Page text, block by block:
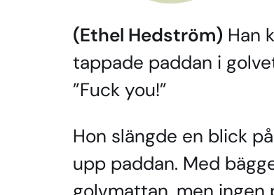
(Ethel Hedström) Han
tappade paddan i
”Fuck you!”
Hon slängde en blick
upp paddan. Med